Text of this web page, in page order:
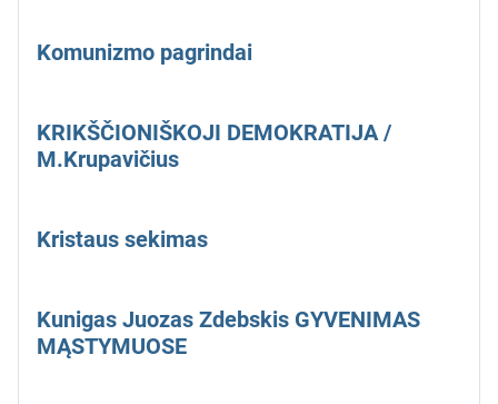
Komunizmo pagrindai
KRIKŠČIONIŠKOJI DEMOKRATIJA /
M.Krupavičius
Kristaus sekimas
Kunigas Juozas Zdebskis GYVENIMAS
MĄSTYMUOSE